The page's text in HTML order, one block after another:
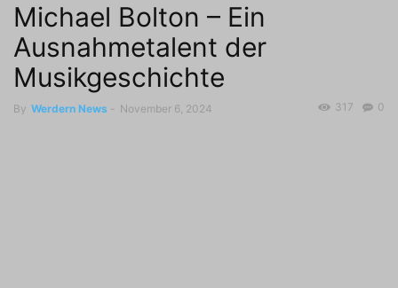
Michael Bolton – Ein
Ausnahmetalent der
Musikgeschichte
By Werdern News - November 6, 2024 0
317